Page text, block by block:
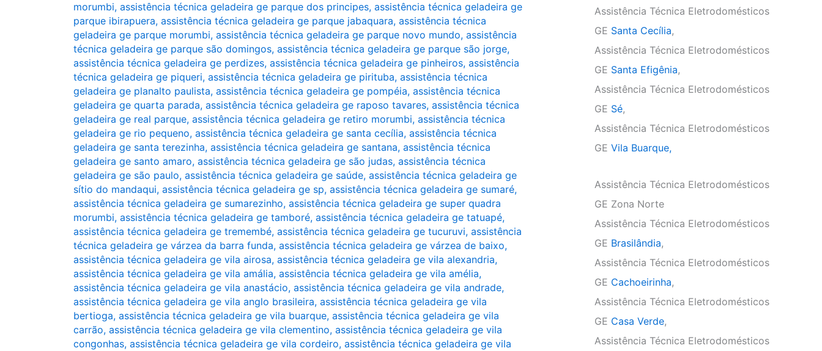
morumbi, assistência técnica geladeira ge parque dos principes, assistência técnica geladeira ge
parque ibirapuera, assistência técnica geladeira ge parque jabaquara, assistência técnica
geladeira ge parque morumbi, assistência técnica geladeira ge parque novo mundo, assistência
técnica geladeira ge parque são domingos, assistência técnica geladeira ge parque são jorge,
assistência técnica geladeira ge perdizes, assistência técnica geladeira ge pinheiros, assistência
técnica geladeira ge piqueri, assistência técnica geladeira ge pirituba, assistência técnica
geladeira ge planalto paulista, assistência técnica geladeira ge pompéia, assistência técnica
geladeira ge quarta parada, assistência técnica geladeira ge raposo tavares, assistência técnica
geladeira ge real parque, assistência técnica geladeira ge retiro morumbi, assistência técnica
geladeira ge rio pequeno, assistência técnica geladeira ge santa cecília, assistência técnica
geladeira ge santa terezinha, assistência técnica geladeira ge santana, assistência técnica
geladeira ge santo amaro, assistência técnica geladeira ge são judas, assistência técnica
geladeira ge são paulo, assistência técnica geladeira ge saúde, assistência técnica geladeira ge
sítio do mandaqui, assistência técnica geladeira ge sp, assistência técnica geladeira ge sumaré,
assistência técnica geladeira ge sumarezinho, assistência técnica geladeira ge super quadra
morumbi, assistência técnica geladeira ge tamboré, assistência técnica geladeira ge tatuapé,
assistência técnica geladeira ge tremembé, assistência técnica geladeira ge tucuruvi, assistência
técnica geladeira ge várzea da barra funda, assistência técnica geladeira ge várzea de baixo,
assistência técnica geladeira ge vila airosa, assistência técnica geladeira ge vila alexandria,
assistência técnica geladeira ge vila amália, assistência técnica geladeira ge vila amélia,
assistência técnica geladeira ge vila anastácio, assistência técnica geladeira ge vila andrade,
assistência técnica geladeira ge vila anglo brasileira, assistência técnica geladeira ge vila
bertioga, assistência técnica geladeira ge vila buarque, assistência técnica geladeira ge vila
carrão, assistência técnica geladeira ge vila clementino, assistência técnica geladeira ge vila
congonhas, assistência técnica geladeira ge vila cordeiro, assistência técnica geladeira ge vila
Assistência Técnica Eletrodomésticos
GE Santa Cecília,
Assistência Técnica Eletrodomésticos
GE Santa Efigênia,
Assistência Técnica Eletrodomésticos
GE Sé,
Assistência Técnica Eletrodomésticos
GE Vila Buarque,
Assistência Técnica Eletrodomésticos
GE Zona Norte
Assistência Técnica Eletrodomésticos
GE Brasilândia,
Assistência Técnica Eletrodomésticos
GE Cachoeirinha,
Assistência Técnica Eletrodomésticos
GE Casa Verde,
Assistência Técnica Eletrodomésticos